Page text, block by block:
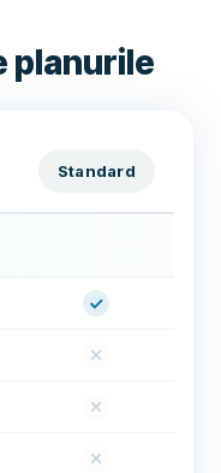
planurile
Standard